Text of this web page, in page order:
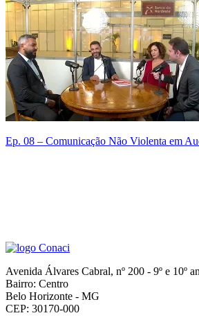
Ep. 08 – Comunicação Não Violenta em
Avenida Álvares Cabral, nº 200 - 9º e 10º
Bairro: Centro
Belo Horizonte - MG
CEP: 30170-000